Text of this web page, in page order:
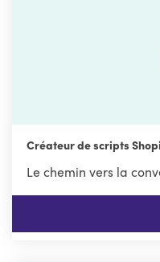
Créateur de scripts
Le chemin vers la